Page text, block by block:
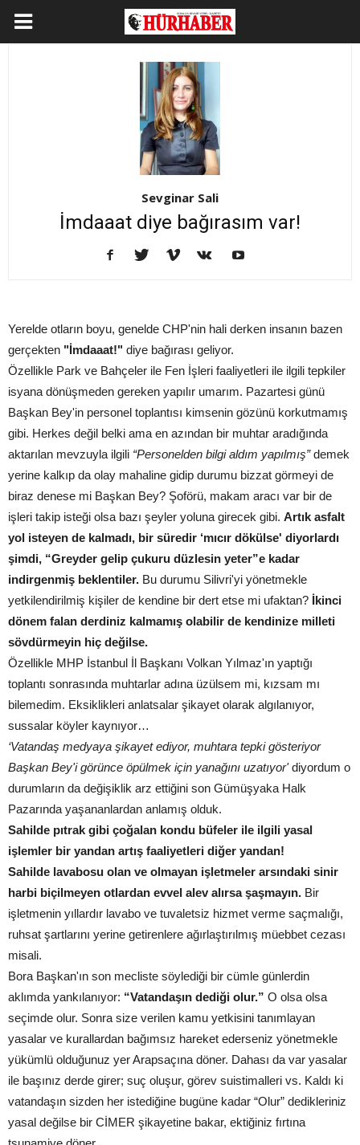
Sevginar Sali
İmdaaat diye bağırasım var!
Yerelde otların boyu, genelde CHP'nin hali derken insanın bazen
gerçekten "İmdaaat!" diye bağırası geliyor.
Özellikle Park ve Bahçeler ile Fen İşleri faaliyetleri ile ilgili tepkiler
isyana dönüşmeden gereken yapılır umarım. Pazartesi günü
Başkan Bey'in personel toplantısı kimsenin gözünü korkutmamış
gibi. Herkes değil belki ama en azından bir muhtar aradığında
aktarılan mevzuyla ilgili “Personelden bilgi aldım yapılmış”demek
yerine kalkıp da olay mahaline gidip durumu bizzat görmeyi de
biraz denese mi Başkan Bey? Şoförü, makam aracı var bir de
işleri takip isteği olsa bazı şeyler yoluna girecek gibi. Artık asfalt
yol isteyen de kalmadı, bir süredir ‘mıcır dökülse' diyorlardı
şimdi, “Greyder gelip çukuru düzlesin yeter”e kadar
indirgenmiş beklentiler. Bu durumu Silivri'yi yönetmekle
yetkilendirilmiş kişiler de kendine bir dert etse mi ufaktan? İkinci
dönem falan derdiniz kalmamış olabilir de kendinize milleti
sövdürmeyin hiç değilse.
Özellikle MHP İstanbul İl Başkanı Volkan Yılmaz'ın yaptığı
toplantı sonrasında muhtarlar adına üzülsem mi, kızsam mı
bilemedim. Eksiklikleri anlatsalar şikayet olarak algılanıyor,
sussalar köyler kaynıyor…
‘Vatandaş medyaya şikayet ediyor, muhtara tepki gösteriyor
Başkan Bey'i görünce öpülmek için yanağını uzatıyor'diyordum o
durumların da değişiklik arz ettiğini son Gümüşyaka Halk
Pazarında yaşananlardan anlamış olduk.
Sahilde pıtrak gibi çoğalan kondu büfeler ile ilgili yasal
işlemler bir yandan artış faaliyetleri diğer yandan!
Sahilde lavabosu olan ve olmayan işletmeler arsındaki sinir
harbi biçilmeyen otlardan evvel alev alırsa şaşmayın. Bir
işletmenin yıllardır lavabo ve tuvaletsiz hizmet verme saçmalığı,
ruhsat şartlarını yerine getirenlere ağırlaştırılmış müebbet cezası
misali.
Bora Başkan'ın son mecliste söylediği bir cümle günlerdin
aklımda yankılanıyor: “Vatandaşın dediği olur.” O olsa olsa
seçimde olur. Sonra size verilen kamu yetkisini tanımlayan
yasalar ve kurallardan bağımsız hareket ederseniz yönetmekle
yükümlü olduğunuz yer Arapsaçına döner. Dahası da var yasalar
ile başınız derde girer; suç oluşur, görev suistimalleri vs. Kaldı ki
vatandaşın sizden her istediğine bugüne kadar “Olur” dedikleriniz
yasal değilse bir CİMER şikayetine bakar, ektiğiniz fırtına